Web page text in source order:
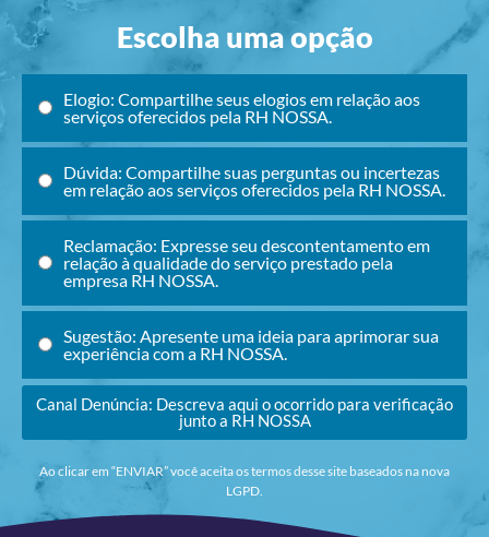
Escolha uma opção
Elogio: Compartilhe seus elogios em relação aos
serviços oferecidos pela RH NOSSA.
Dúvida: Compartilhe suas perguntas ou incertezas
em relação aos serviços oferecidos pela RH NOSSA.
Reclamação: Expresse seu descontentamento em
relação à qualidade do serviço prestado pela
empresa RH NOSSA.
Sugestão: Apresente uma ideia para aprimorar sua
experiência com a RH NOSSA.
Canal Denúncia: Descreva aqui o ocorrido para verificação
junto a RH NOSSA
Ao clicar em “ENVIAR” você aceita os termos desse site baseados na nova
LGPD.